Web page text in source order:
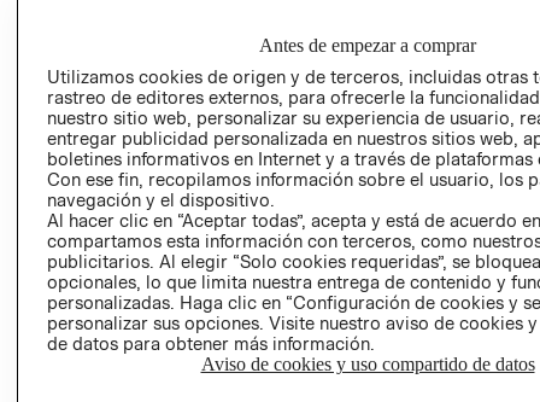
PROGRAMA DE
TRANSPARENCIA
Y ÉTICA (INGLÉS)
DE INDUSTRIA Y
COMERCIO - SIC
PETICIONES
QUEJAS Y
RECLAMOS
Colombia ($)
CAMBIAR REGIÓN
Antes de empezar a comprar
Utilizamos cookies de origen y de terceros, incluidas otras
rastreo de editores externos, para ofrecerle la
nuestro sitio web, personalizar su experiencia de usuario,
entregar publicidad personalizada en nuestros sitios web,
boletines informativos en Internet y a través de plataformas
Con ese fin, recopilamos información sobre el usuario, los
navegación y el dispositivo.
Al hacer clic en “Aceptar todas”, acepta y está de acuerdo
compartamos esta información con terceros, como
publicitarios. Al elegir “Solo cookies requeridas”, se
opcionales, lo que limita nuestra entrega de contenido y
personalizadas. Haga clic en “Configuración de cookies y
personalizar sus opciones. Visite nuestro aviso de cookies
de datos para obtener más información.
Aviso de cookies y uso compartido de datos